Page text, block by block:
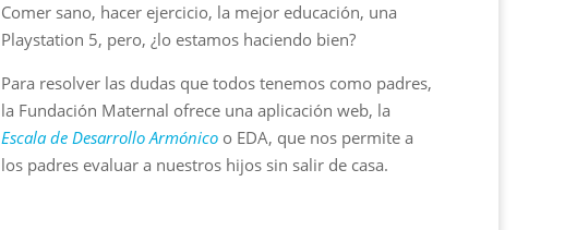
Comer sano, hacer ejercicio, la mejor educación, una
Playstation 5, pero, ¿lo estamos haciendo bien?
Para resolver las dudas que todos tenemos como padres,
la Fundación Maternal ofrece una aplicación web, la
Escala de Desarrollo Armónicoo EDA, que nos permite a
los padres evaluar a nuestros hijos sin salir de casa.